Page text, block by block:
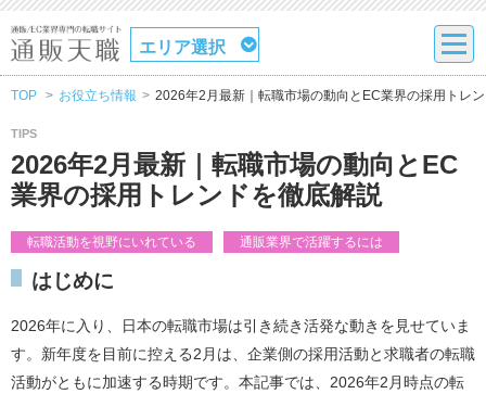
エリア選択
TOP お役立ち情報 2026年2月最新｜転職市場の動向とEC業界の採用トレ
TIPS
2026年2月最新｜転職市場の動向とEC
業界の採用トレンドを徹底解説
転職活動を視野にいれている 通販業界で活躍するには
はじめに
2026年に入り、日本の転職市場は引き続き活発な動きを見せていま
す。新年度を目前に控える2月は、企業側の採用活動と求職者の転職
活動がともに加速する時期です。本記事では、2026年2月時点の転